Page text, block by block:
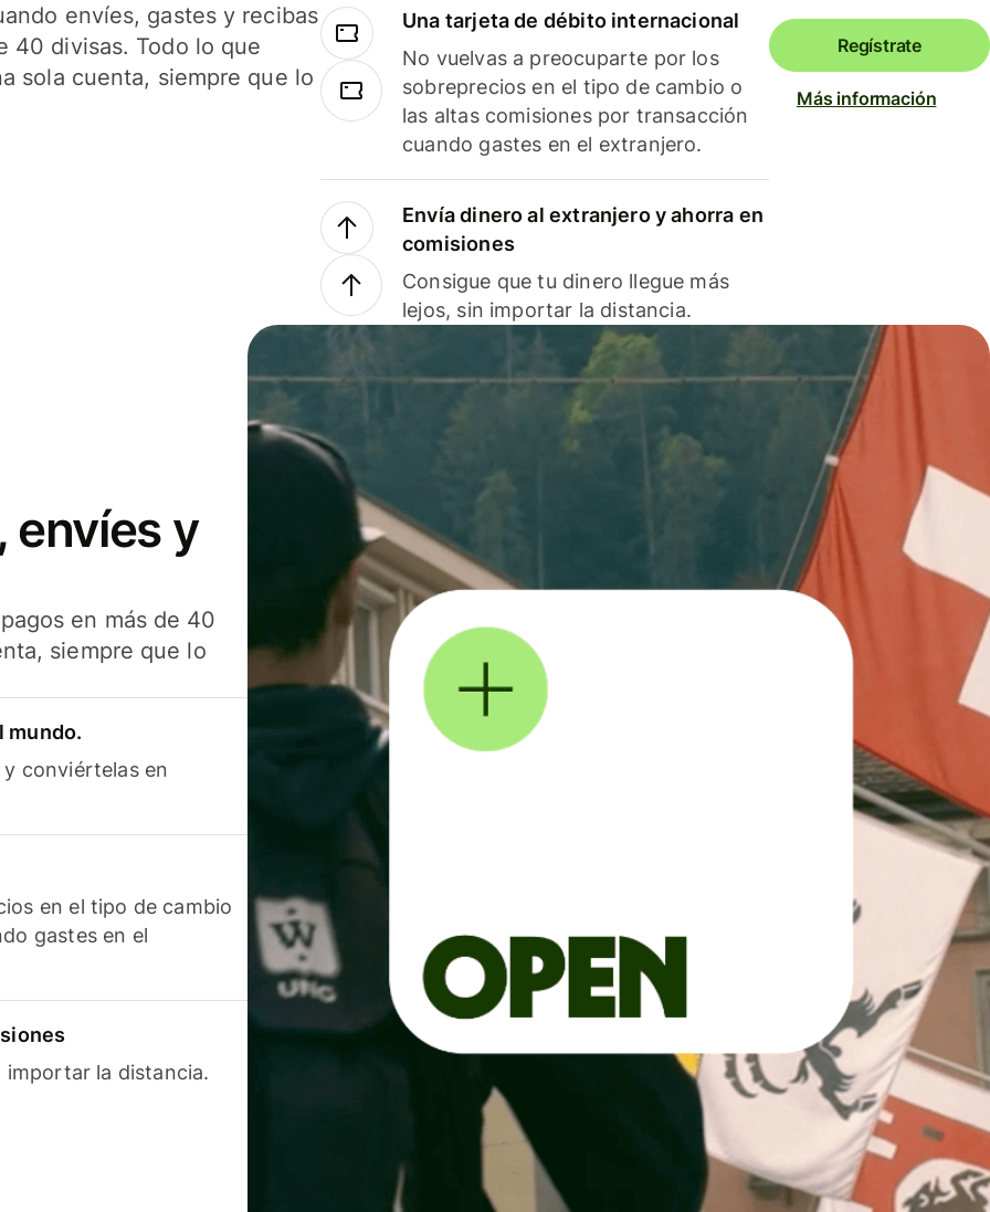
envíes, gastes y recibas
40 divisas. Todo lo que
sola cuenta, siempre que lo
Una tarjeta de débito internacional
No vuelvas a preocuparte por los
sobreprecios en el tipo de cambio o
las altas comisiones por transacción
cuando gastes en el extranjero.
Envía dinero al extranjero y ahorra en
comisiones
Consigue que tu dinero llegue más
lejos, sin importar la distancia.
Regístrate
Más información
envíes y
en más de 40
siempre que lo
mundo.
conviértelas en
en el tipo de cambio
gastes en el
importar la distancia.